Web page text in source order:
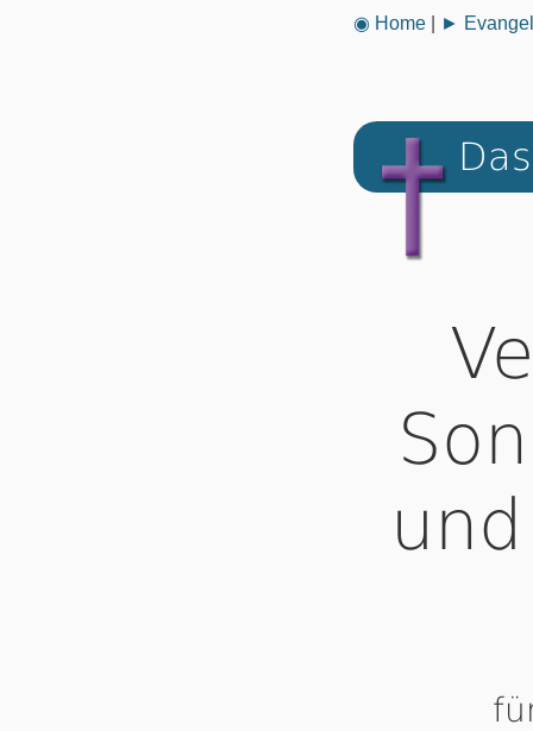
◉ Home| ►